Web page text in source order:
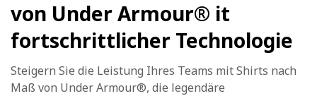
von Under Armour® it
fortschrittlicher Technologie
Steigern Sie die Leistung Ihres Teams mit Shirts nach
Maß von Under Armour®, die legendäre